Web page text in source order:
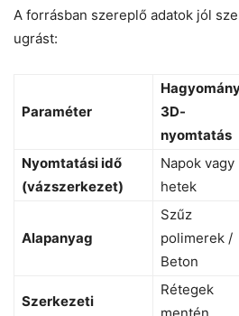
A forrásban szereplő adatok jól
ugrást:
Paraméter
3D-
nyomtatás
Nyomtatási idő
(vázszerkezet)
Napok vagy
hetek
Alapanyag
Szűz
polimerek /
Beton
Szerkezeti
Rétegek